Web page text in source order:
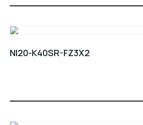
NI20-K40SR-FZ3X2